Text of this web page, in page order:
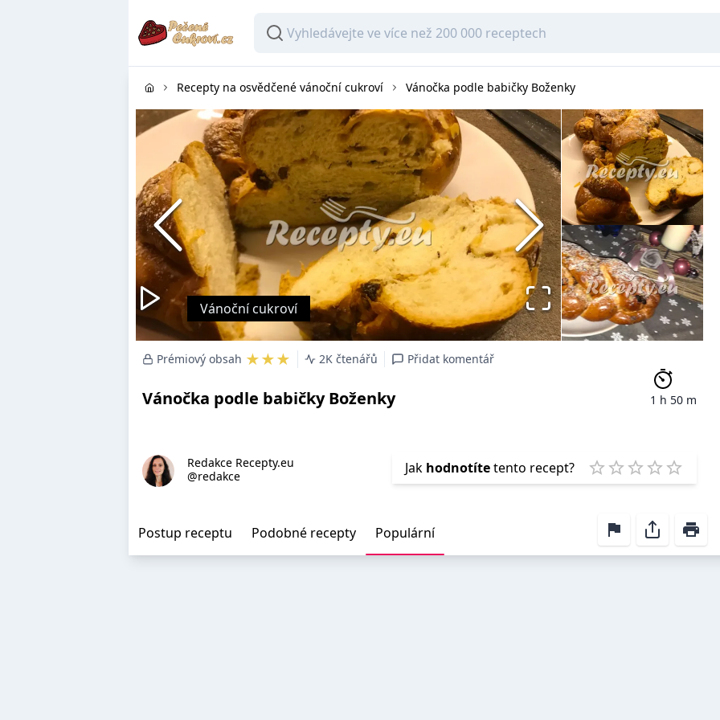
Recepty na osvědčené vánoční cukroví Vánočka podle babičky Boženky
Vánoční cukroví
Prémiový obsah ★★★ 2K čtenářů Přidat komentář
Vánočka podle babičky Boženky 1 h 50 m
Redakce Recepty.eu
@redakce
Jak hodnotítetento recept?
1 Star
2 Stars
3 Stars
4 Stars
5
Postup receptu Podobné recepty Populární